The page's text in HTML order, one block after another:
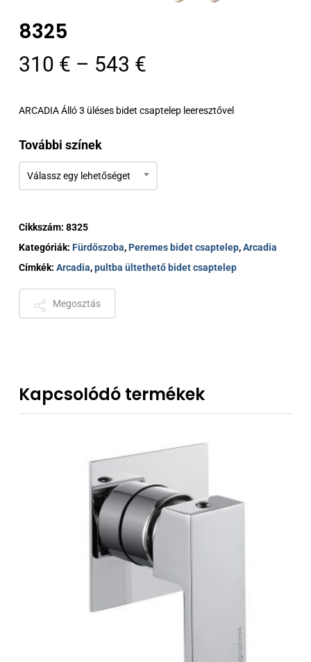
8325
310 € – 543 €Ártartomány:
-
ARCADIA Álló 3 üléses bidet csaptelep leeresztővel
További színek
Válassz egy lehetőséget
Cikkszám: 8325
Kategóriák: Fürdőszoba,Peremes bidet csaptelep,Arcadia
Címkék: Arcadia,pultba ültethető bidet csaptelep
Megosztás
Kapcsolódó termékek